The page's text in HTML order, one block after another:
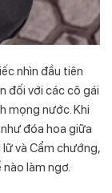
nhìn đầu tiên
đối với các cô gái
mọng nước. Khi
đóa hoa giữa
và Cẩm chướng,
làm ngơ.